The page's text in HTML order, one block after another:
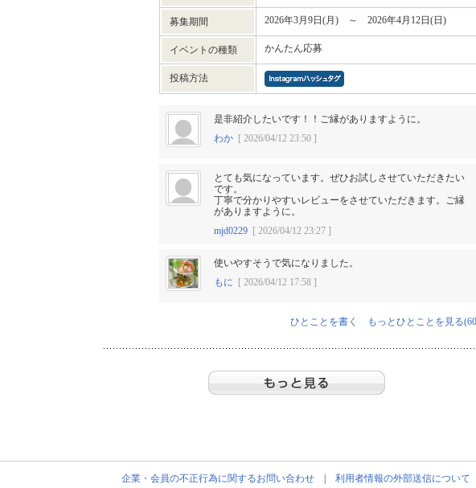
募集期間 2026年3月9日(月) ～ 2026年4月12日(日)
イベントの種類 かんたん応募
投稿方法
是非紹介したいです！！ご縁がありますように。
わか [ 2026/04/12 23:50 ]
とても気になっています。ぜひお試しさせていただきたい
です。
丁寧で分かりやすいレビューをさせていただきます。ご縁
がありますように。
mjd0229 [ 2026/04/12 23:27 ]
使いやすそうで気になりました。
もに [ 2026/04/12 17:58 ]
ひとことを書く もっとひとことを見る
企業・会員の不正行為に関するお問い合わせ 利用者情報の外部送信について